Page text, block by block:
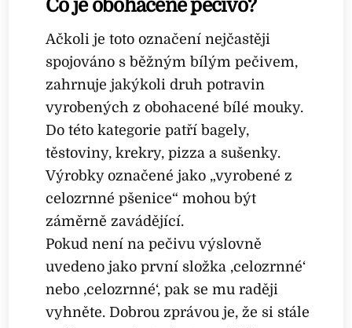
Co je obohacené pečivo?
Ačkoli je toto označení nejčastěji
spojováno s běžným bílým pečivem,
zahrnuje jakýkoli druh potravin
vyrobených z obohacené bílé mouky.
Do této kategorie patří bagely,
těstoviny, krekry, pizza a sušenky.
Výrobky označené jako „vyrobené z
celozrnné pšenice“ mohou být
záměrně zavádějící.
Pokud není na pečivu výslovně
uvedeno jako první složka ‚celozrnné‘
nebo ‚celozrnné‘, pak se mu raději
vyhněte. Dobrou zprávou je, že si stále